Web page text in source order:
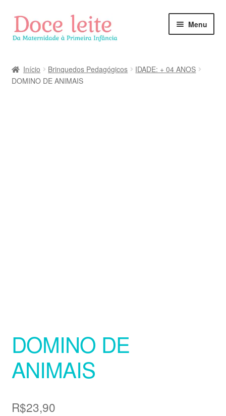
Pular
para
navegação
Pular
para
o
Menu
Início Brinquedos Pedagógicos
IDADE: + 04 ANOS
DOMINO DE ANIMAIS
DOMINO DE
ANIMAIS
R$23,90